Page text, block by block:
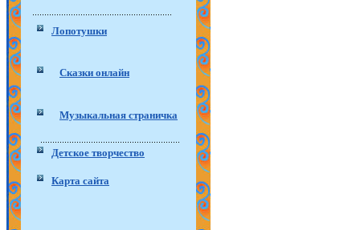
Лопотушки
Сказки онлайн
Музыкальная страничка
Детское творчество
Карта сайта